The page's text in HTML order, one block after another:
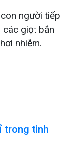
người tiếp
các giọt bắn
nhiễm.
trong tinh